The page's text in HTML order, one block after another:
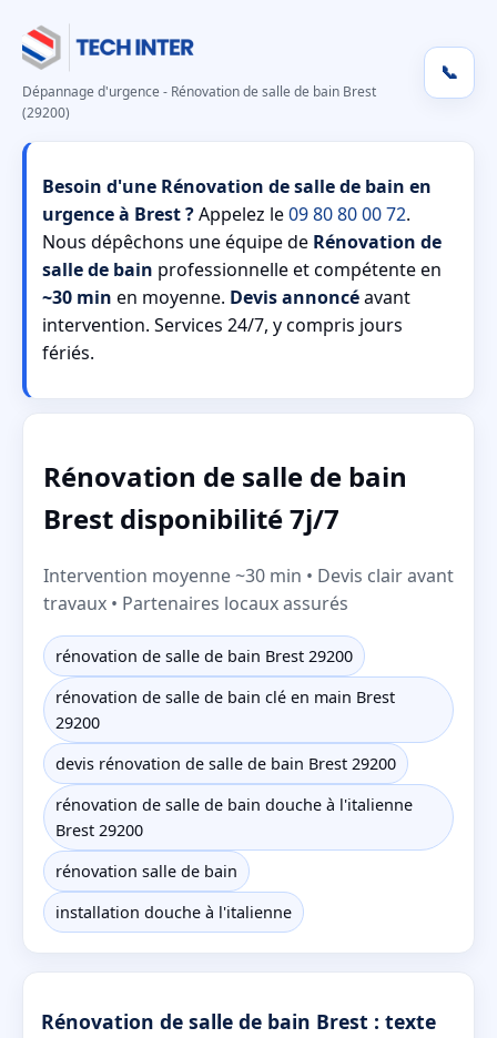
Dépannage d'urgence - Rénovation de salle de bain Brest
(29200)
📞
Besoin d'une Rénovation de salle de bain en
urgence à Brest ?Appelez le09 80 80 00 72.
Nous dépêchons une équipe de Rénovation de
salle de bain professionnelle et compétente en
~30 min en moyenne. Devis annoncéavant
intervention. Services 24/7, y compris jours
fériés.
Rénovation de salle de bain
Brest disponibilité 7j/7
Intervention moyenne ~30 min • Devis clair avant
travaux • Partenaires locaux assurés
rénovation de salle de bain Brest 29200
rénovation de salle de bain clé en main Brest
29200
devis rénovation de salle de bain Brest 29200
rénovation de salle de bain douche à l'italienne
Brest 29200
rénovation salle de bain
installation douche à l'italienne
Rénovation de salle de bain Brest : texte